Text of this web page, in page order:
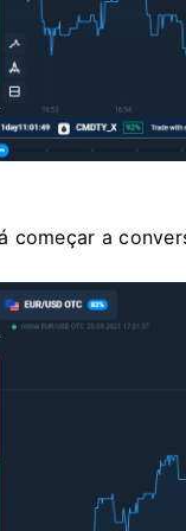
começar a